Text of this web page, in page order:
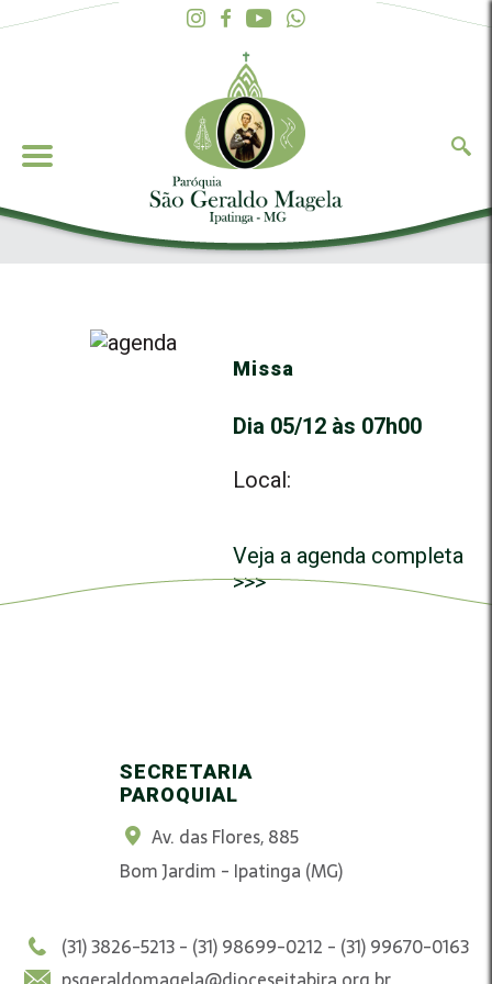
Missa
Dia 05/12 às 07h00
Local:
Veja a agenda completa
>>>
SECRETARIA
PAROQUIAL
Av. das Flores, 885
Bom Jardim - Ipatinga (MG)
(31) 3826-5213 - (31) 98699-0212 - (31) 99670-0163